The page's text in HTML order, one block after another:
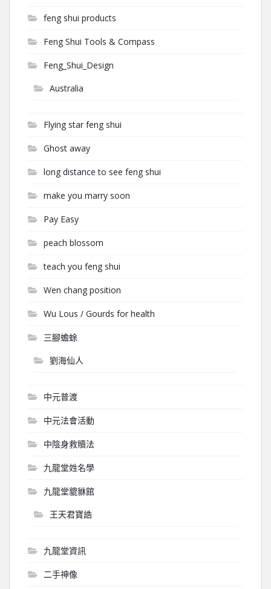
feng shui products
Feng Shui Tools & Compass
Feng_Shui_Design
Australia
Flying star feng shui
Ghost away
long distance to see feng shui
make you marry soon
Pay Easy
peach blossom
teach you feng shui
Wen chang position
Wu Lous / Gourds for health
三腳蟾蜍
劉海仙人
中元普渡
中元法會活動
中陰身救贖法
九龍堂姓名學
九龍堂貔貅館
王天君寶誥
九龍堂資訊
二手神像